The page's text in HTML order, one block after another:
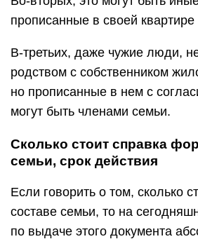
прописанные в своей
В-третьих, даже чужие люди,
родством с собственником
но прописанные в нем с
могут быть членами семьи.
Сколько стоит справка
семьи, срок действия
Если говорить о том, сколько
составе семьи, то на
по выдаче этого документа